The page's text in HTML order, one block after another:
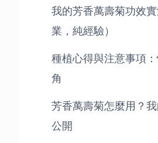
我的芳香萬壽菊功效
業，純經驗）
種植心得與注意事項
角
芳香萬壽菊怎麼用？
公開